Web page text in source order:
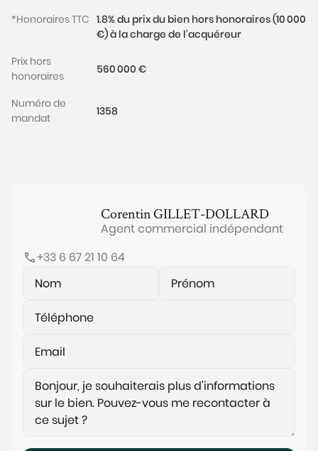
*Honoraires TTC 1.8% du prix du bien hors honoraires (10 000
€) à la charge de l'acquéreur
Prix hors
honoraires
560 000 €
Numéro de
mandat
1358
CorentinGILLET-DOLLARD
Agent commercial indépendant
+33 6 67 21 10 64